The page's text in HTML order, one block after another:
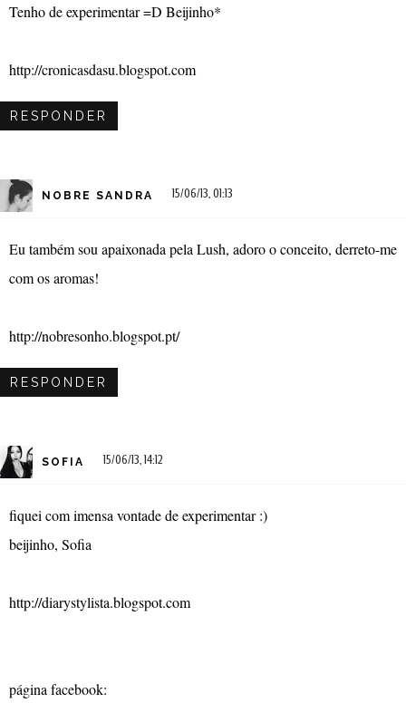
Tenho de experimentar =D Beijinho*
http://cronicasdasu.blogspot.com
RESPONDER
NOBRE SANDRA 15/06/13, 01:13
Eu também sou apaixonada pela Lush, adoro o conceito, derreto-me
com os aromas!
http://nobresonho.blogspot.pt/
RESPONDER
SOFIA 15/06/13, 14:12
fiquei com imensa vontade de experimentar :)
beijinho, Sofia
http://diarystylista.blogspot.com
página facebook: